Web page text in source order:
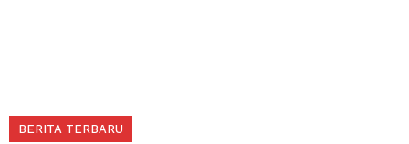
BERITA TERBARU